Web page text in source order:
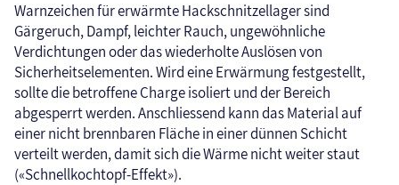
Warnzeichen für erwärmte Hackschnitzellager sind
Gärgeruch, Dampf, leichter Rauch, ungewöhnliche
Verdichtungen oder das wiederholte Auslösen von
Sicherheitselementen. Wird eine Erwärmung festgestellt,
sollte die betroffene Charge isoliert und der Bereich
abgesperrt werden. Anschliessend kann das Material auf
einer nicht brennbaren Fläche in einer dünnen Schicht
verteilt werden, damit sich die Wärme nicht weiter staut
(«Schnellkochtopf-Effekt»).